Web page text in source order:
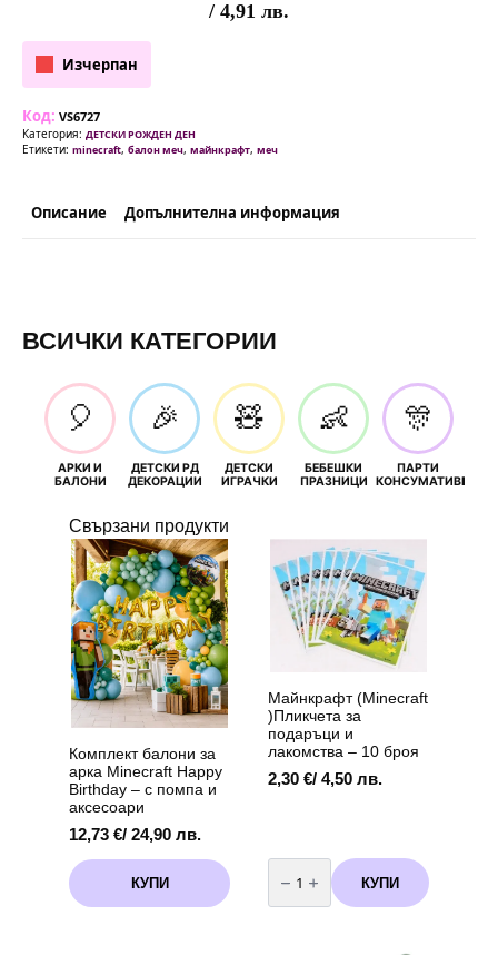
/ 4,91 лв.
Изчерпан
Код: VS6727
Категория: ДЕТСКИ РОЖДЕН ДЕН
Етикети: minecraft, балон меч, майнкрафт, меч
Описание Допълнителна информация
ВСИЧКИ КАТЕГОРИИ
🎈
АРКИ И
БАЛОНИ
🎉
ДЕТСКИ РД
ДЕКОРАЦИИ
🧸
ДЕТСКИ
ИГРАЧКИ
👶
БЕБЕШКИ
ПРАЗНИЦИ
🎊
ПАРТИ
КОНСУМАТИВИ
Свързани продукти
Комплект балони за
арка Minecraft Happy
Birthday – с помпа и
аксесоари
12,73 €/ 24,90 лв.
КУПИ
Майнкрафт (Minecraft
)Пликчета за
подаръци и
лакомства – 10 броя
2,30 €/ 4,50 лв.
количество
за
Майнкрафт
(Minecraft
КУПИ